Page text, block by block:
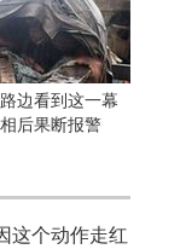
边看到这一幕
后果断报警
这个动作走红